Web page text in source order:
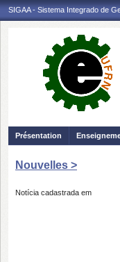
SIGAA - Sistema Integrado de
Présentation
Nouvelles >
Notícia cadastrada em